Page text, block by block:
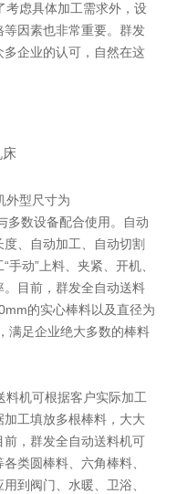
虑具体加工需求外，设
因素也非常重要。群发
企业的认可，自然在这
机床
外型尺寸为
多数设备配合使用。自动
、自动加工、自动切割
动”上料、夹紧、开机、
目前，群发全自动送料
的实心棒料以及直径为
满足企业绝大多数的棒料
机可根据客户实际加工
工填放多根棒料，大大
，群发全自动送料机可
类圆棒料、六角棒料、
到阀门、水暖、卫浴、